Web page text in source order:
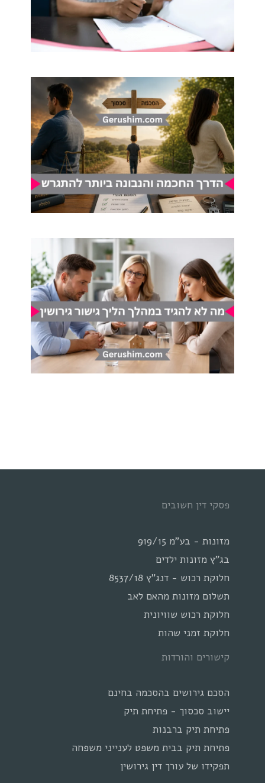
פסקי דין חשובים
מזונות - בע"מ 919/15
בג"ץ מזונות ילדים
חלוקת רכוש - דנג"ץ 8537/18
תשלום מזונות מהאם לאב
חלוקת רכוש שוויונית
חלוקת זמני שהות
קישורים והורדות
הסכם גירושים בהסכמה בחינם
יישוב סכסוך - פתיחת תיק
פתיחת תיק ברבנות
פתיחת תיק בבית משפט לענייני משפחה
תפקידו של עורך דין גירושין